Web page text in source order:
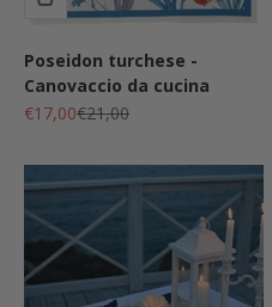
Poseidon turchese -
Canovaccio da cucina
Prezzo scontato
€17,00Prezzo
€21,00